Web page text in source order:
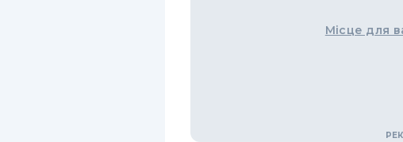
Місце для